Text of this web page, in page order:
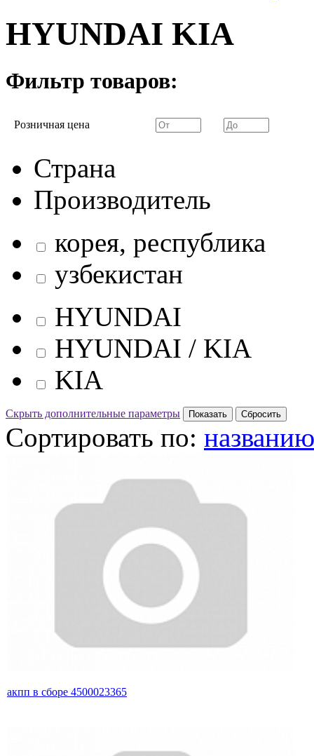
HYUNDAI KIA
Фильтр товаров:
Розничная цена
Страна
Производитель
корея, республика
узбекистан
HYUNDAI
HYUNDAI / KIA
KIA
Скрыть дополнительные параметры
Сортировать по:
акпп в сборе 4500023365